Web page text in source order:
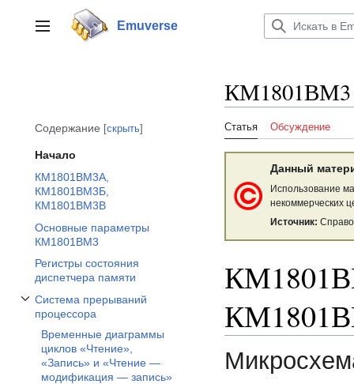
к
содержанию
Переключить боковую панель
Emuverse
Содержание скрыть
Начало
КМ1801ВМ3А,
КМ1801ВМ3Б,
КМ1801ВМ3В
Основные параметры
КМ1801ВМ3
Регистры состояния
диспетчера памяти
Система прерываний
процессора
Показать/Скрыть подраздел Система прерываний процессора
Временные диаграммы
циклов «Чтение»,
«Запись» и «Чтение —
модификация — запись»
КМ1801ВМ3
Статья Обсуждение
Данный
Использование
некоммерческих
Источник: